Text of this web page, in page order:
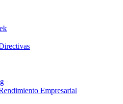
Empresarial